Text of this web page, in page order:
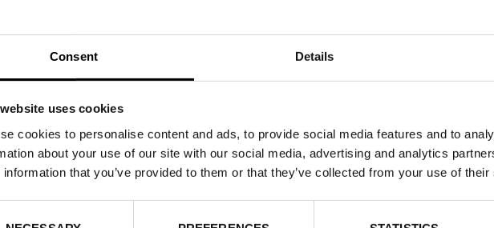
Consent Details
uses cookies
cookies to personalise content and ads, to provide social media features and to
about your use of our site with our social media, advertising and analytics
information that you’ve provided to them or that they’ve collected from your use of